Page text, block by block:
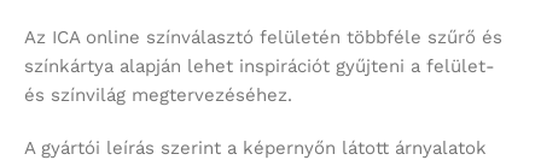
Az ICA online színválasztó felületén többféle szűrő és
színkártya alapján lehet inspirációt gyűjteni a felület-
és színvilág megtervezéséhez.
A gyártói leírás szerint a képernyőn látott árnyalatok